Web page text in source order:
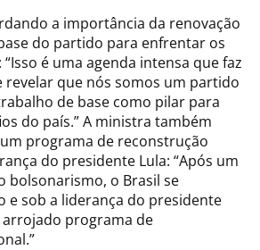
a importância da renovação
do partido para enfrentar os
é uma agenda intensa que faz
que nós somos um partido
de base como pilar para
do país.” A ministra também
programa de reconstrução
do presidente Lula: “Após um
bolsonarismo, o Brasil se
e sob a liderança do presidente
arrojado programa de